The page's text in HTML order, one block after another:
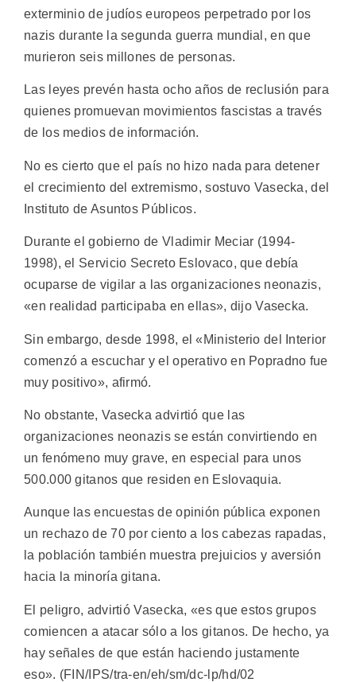
exterminio de judíos europeos perpetrado por los
nazis durante la segunda guerra mundial, en que
murieron seis millones de personas.
Las leyes prevén hasta ocho años de reclusión para
quienes promuevan movimientos fascistas a través
de los medios de información.
No es cierto que el país no hizo nada para detener
el crecimiento del extremismo, sostuvo Vasecka, del
Instituto de Asuntos Públicos.
Durante el gobierno de Vladimir Meciar (1994-
1998), el Servicio Secreto Eslovaco, que debía
ocuparse de vigilar a las organizaciones neonazis,
«en realidad participaba en ellas», dijo Vasecka.
Sin embargo, desde 1998, el «Ministerio del Interior
comenzó a escuchar y el operativo en Popradno fue
muy positivo», afirmó.
No obstante, Vasecka advirtió que las
organizaciones neonazis se están convirtiendo en
un fenómeno muy grave, en especial para unos
500.000 gitanos que residen en Eslovaquia.
Aunque las encuestas de opinión pública exponen
un rechazo de 70 por ciento a los cabezas rapadas,
la población también muestra prejuicios y aversión
hacia la minoría gitana.
El peligro, advirtió Vasecka, «es que estos grupos
comiencen a atacar sólo a los gitanos. De hecho, ya
hay señales de que están haciendo justamente
eso». (FIN/IPS/tra-en/eh/sm/dc-lp/hd/02